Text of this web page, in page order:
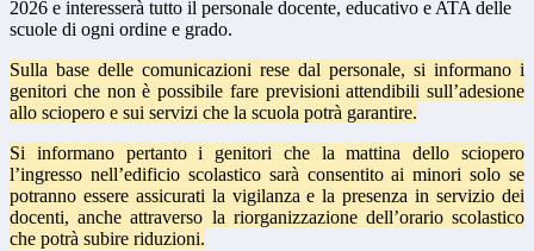
2026 e interesserà tutto il personale docente, educativo e ATA delle
scuole di ogni ordine e grado.
Sulla base delle comunicazioni rese dal personale, si informano i
genitori che non è possibile fare previsioni attendibili sull’adesione
allo sciopero e sui servizi che la scuola potrà garantire.
Si informano pertanto i genitori che la mattina dello sciopero
l’ingresso nell’edificio scolastico sarà consentito ai minori solo se
potranno essere assicurati la vigilanza e la presenza in servizio dei
docenti, anche attraverso la riorganizzazione dell’orario scolastico
che potrà subire riduzioni.